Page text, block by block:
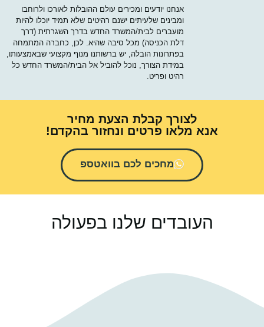
אנחנו יודעים ומכירים עולם ההובלות לאורכו ולרוחבו
ומבינים שלעיתים ישנם רהיטים שלא תמיד יוכלו להיות
מועברים לבית/המשרד החדש בדרך השגרתית (דרך
דלת הכניסה) מכל סיבה שהיא. לכן, כחברה המתמחה
בפתרונות הובלה, יש ברשותנו מנוף מקצועי שבאמצעותו,
במידת הצורך, נוכל להוביל אל הבית/המשרד החדש כל
לצורך קבלת הצעת מחיר
אנא מלאו פרטים ונחזור בהקדם!
מחכים לכם בוואטספ
העובדים שלנו בפעולה